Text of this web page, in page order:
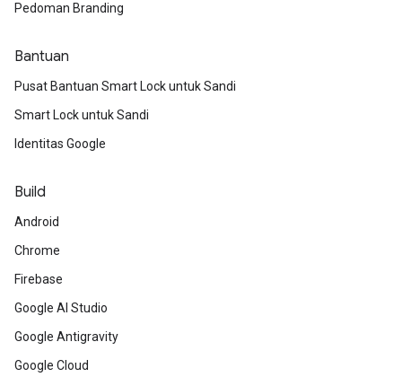
Pedoman Branding
Bantuan
Pusat Bantuan Smart Lock untuk Sandi
Smart Lock untuk Sandi
Identitas Google
Build
Android
Chrome
Firebase
Google AI Studio
Google Antigravity
Google Cloud